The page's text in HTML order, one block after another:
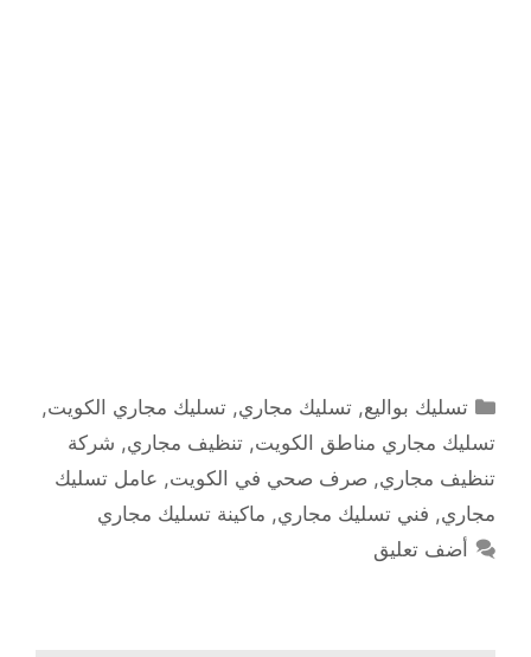
التصنيفات
تسليك بواليع,تسليك مجاري,تسليك مجاري الكويت,
تسليك مجاري مناطق الكويت, تنظيف مجاري, شركة
تنظيف مجاري, صرف صحي في الكويت, عامل تسليك
مجاري, فني تسليك مجاري, ماكينة تسليك مجاري
أضف تعليق